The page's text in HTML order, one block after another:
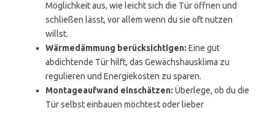
Möglichkeit aus, wie leicht sich die Tür öffnen und
schließen lässt, vor allem wenn du sie oft nutzen
willst.
Wärmedämmung berücksichtigen: Eine gut
abdichtende Tür hilft, das Gewächshausklima zu
regulieren und Energiekosten zu sparen.
Montageaufwand einschätzen: Überlege, ob du die
Tür selbst einbauen möchtest oder lieber